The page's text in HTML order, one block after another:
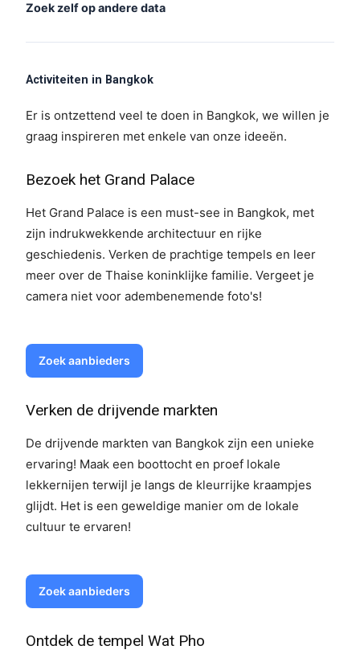
Zoek zelf op andere data
Activiteiten in Bangkok
Er is ontzettend veel te doen in Bangkok, we willen je
graag inspireren met enkele van onze ideeën.
Bezoek het Grand Palace
Het Grand Palace is een must-see in Bangkok, met
zijn indrukwekkende architectuur en rijke
geschiedenis. Verken de prachtige tempels en leer
meer over de Thaise koninklijke familie. Vergeet je
camera niet voor adembenemende foto's!
Zoek aanbieders
Verken de drijvende markten
De drijvende markten van Bangkok zijn een unieke
ervaring! Maak een boottocht en proef lokale
lekkernijen terwijl je langs de kleurrijke kraampjes
glijdt. Het is een geweldige manier om de lokale
cultuur te ervaren!
Zoek aanbieders
Ontdek de tempel Wat Pho